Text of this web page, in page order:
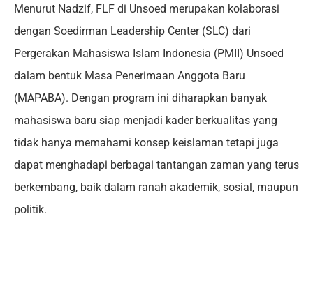
Menurut Nadzif, FLF di Unsoed merupakan kolaborasi
dengan Soedirman Leadership Center (SLC) dari
Pergerakan Mahasiswa Islam Indonesia (PMII) Unsoed
dalam bentuk Masa Penerimaan Anggota Baru
(MAPABA). Dengan program ini diharapkan banyak
mahasiswa baru siap menjadi kader berkualitas yang
tidak hanya memahami konsep keislaman tetapi juga
dapat menghadapi berbagai tantangan zaman yang terus
berkembang, baik dalam ranah akademik, sosial, maupun
politik.